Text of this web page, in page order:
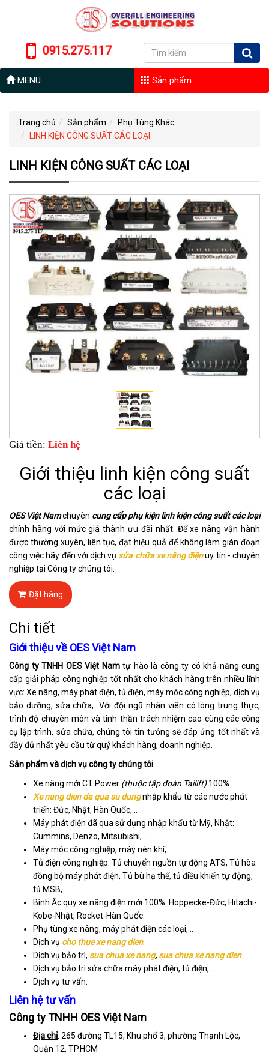
0915.275.117
MENU Sản phẩm
Trang chủ Sản phẩm
Phụ Tùng Khác
LINH KIỆN CÔNG SUẤT CÁC LOẠI
LINH KIỆN CÔNG SUẤT CÁC LOẠI
Giá tiền: Liên hệ
Giới thiệu linh kiện công suất
các loại
OES Việt Namchuyên cung cấp phụ kiện linh kiện công suất các loại
chính hãng với mức giá thành ưu đãi nhất. Để xe nâng vận hành
được thường xuyên, liên tục, đạt hiệu quả để không làm gián đoạn
công việc hãy đến với dịch vụ sửa chữa xe nâng điệnuy tín - chuyên
nghiệp tại Công ty chúng tôi.
Đặt hàng
Chi tiết
Giới thiệu về OES Việt Nam
Công ty TNHH OES Việt Namtự hào là công ty có khả năng cung
cấp giải pháp công nghiệp tốt nhất cho khách hàng trên nhiều lĩnh
vực: Xe nâng, máy phát điện, tủ điện, máy móc công nghiệp, dịch vụ
bảo dưỡng, sửa chữa,…Với đội ngũ nhân viên có lòng trung thực,
trình độ chuyên môn và tinh thần trách nhiệm cao cùng các công
cụ lập trình, sửa chữa, chúng tôi tin tưởng sẽ đáp ứng tốt nhất và
đầy đủ nhất yêu cầu từ quý khách hàng, doanh nghiệp.
Sản phẩm và dịch vụ công ty chúng tôi
Xe nâng mới CT Power (thuộc tập đoàn Tailift)100%.
Xe nang dien da qua su dungnhập khẩu từ các nước phát
triển: Đức, Nhật, Hàn Quốc,…
Máy phát điện đã qua sử dụng nhập khẩu từ Mỹ, Nhật:
Cummins, Denzo, Mitsubishi,…
Máy móc công nghiệp, máy nén khí,…
Tủ điện công nghiệp: Tủ chuyển nguồn tự động ATS, Tủ hòa
đồng bộ máy phát điện, Tủ bù hạ thế, tủ điều khiển tự động,
tủ MSB,…
Bình Ắc quy xe nâng điện mới 100%: Hoppecke-Đức, Hitachi-
Kobe-Nhật, Rocket-Hàn Quốc.
Phụ tùng xe nâng, máy phát điện các loại,…
Dịch vụ cho thue xe nang dien.
Dịch vụ bảo trì, sua chua xe nang, sua chua xe nang dien
Dịch vụ bảo trì sửa chữa máy phát điện, tủ điện,…
Dịch vụ tư vấn.
Liên hệ tư vấn
Công ty TNHH OES Việt Nam
Địa chỉ: 265 đường TL15, Khu phố 3, phường Thạnh Lộc,
Quận 12, TP.HCM